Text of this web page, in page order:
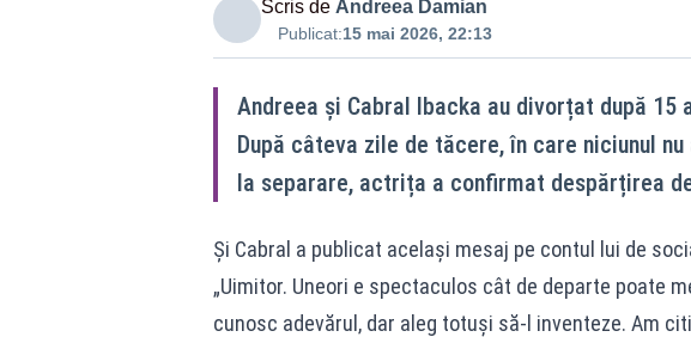
Scris de Andreea Damian
Publicat:15 mai 2026, 22:13
Andreea și Cabral Ibacka au divorțat după
După câteva zile de tăcere, în care niciunul
la separare, actrița a confirmat despărțirea
Și Cabral a publicat același mesaj pe contul lui de
„Uimitor. Uneori e spectaculos cât de departe poate
cunosc adevărul, dar aleg totuși să-l inventeze. Am